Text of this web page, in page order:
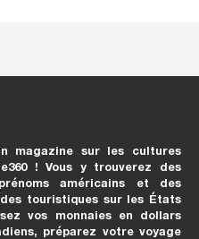
magazine sur les cultures
! Vous y trouverez des
américains et des
touristiques sur les États
vos monnaies en dollars
préparez votre voyage